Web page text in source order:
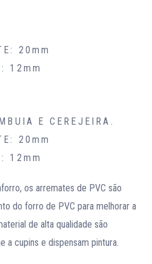
20mm
12mm
E CEREJEIRA.
20mm
12mm
os arremates de PVC são
do forro de PVC para melhorar a
de alta qualidade são
a cupins e dispensam pintura.